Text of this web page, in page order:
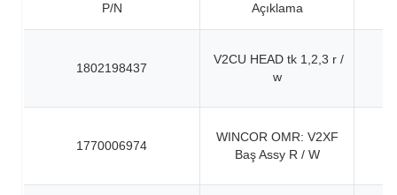
P/N Açıklama
1802198437
V2CU HEAD tk 1,2,3 r /
w
1770006974
WINCOR OMR: V2XF
Baş Assy R / W